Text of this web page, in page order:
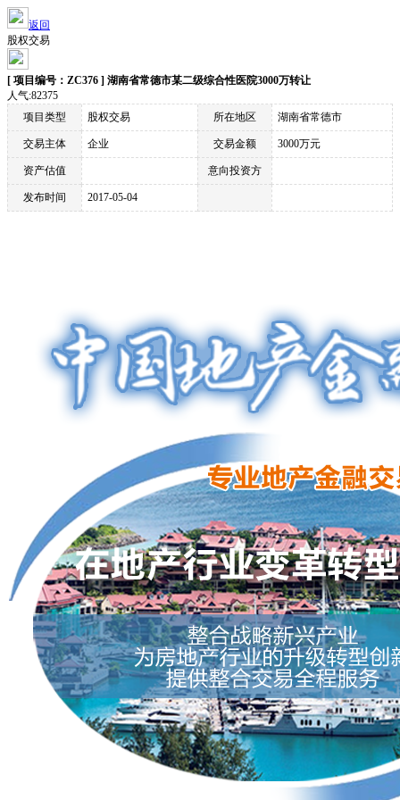
返回
股权交易
[ 项目编号：ZC376 ] 湖南省常德市某二级综合性医院3000万转让
人气:82375
项目类型
股权交易 所在地区 湖南省常德市
交易主体 企业 交易金额 3000万元
资产估值 意向投资方
发布时间 2017-05-04